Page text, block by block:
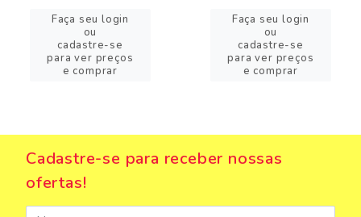
Faça seu login
ou
cadastre-se
para ver preços
e comprar
Faça seu login
ou
cadastre-se
para ver preços
e comprar
Cadastre-se para receber nossas
ofertas!